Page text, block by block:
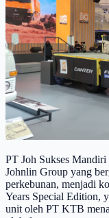
PT Joh Sukses
Johnlin Group yang
perkebunan, menjadi
Years Special Edition,
unit oleh PT KTB